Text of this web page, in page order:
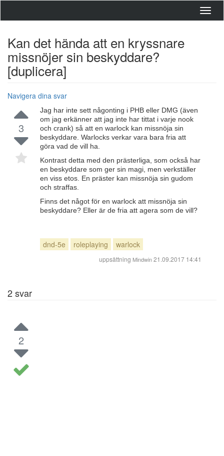
Kan det hända att en kryssnare
missnöjer sin beskyddare?
[duplicera]
Navigera dina svar
3
Jag har inte sett någonting i PHB eller DMG (även
om jag erkänner att jag inte har tittat i varje nook
och crank) så att en warlock kan missnöja sin
beskyddare. Warlocks verkar vara bara fria att
göra vad de vill ha.
Kontrast detta med den prästerliga, som också har
en beskyddare som ger sin magi, men verkställer
en viss etos. En präster kan missnöja sin gudom
och straffas.
Finns det något för en warlock att missnöja sin
beskyddare? Eller är de fria att agera som de vill?
dnd-5e roleplaying warlock
uppsättning Mindwin21.09.2017 14:41
2svar
2